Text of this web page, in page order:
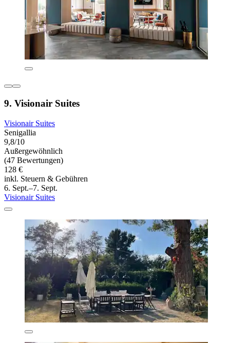
9. Visionair Suites
Visionair Suites
Senigallia
9,8/10
Außergewöhnlich
(47 Bewertungen)
128 €
inkl. Steuern & Gebühren
6. Sept.–7. Sept.
Visionair Suites